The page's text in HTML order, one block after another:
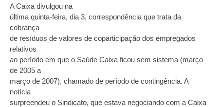
A Caixa divulgou na
última quinta-feira, dia 3, correspondência que trata da
cobrança
de resíduos de valores de coparticipação dos empregados
relativos
ao período em que o Saúde Caixa ficou sem sistema (março
de 2005 a
março de 2007), chamado de período de contingência. A
notícia
surpreendeu o Sindicato, que estava negociando com a Caixa